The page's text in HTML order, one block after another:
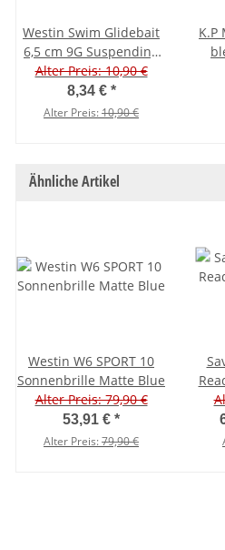
Westin Swim Glidebait
6,5 cm 9G Suspending
Real Pike
Alter Preis: 10,90 €
8,34 € *
Alter Preis:10,90 €
K.P
Ähnliche Artikel
Westin W6 SPORT 10
Sonnenbrille Matte Blue
Alter Preis: 79,90 €
53,91 € *
Alter Preis:79,90 €